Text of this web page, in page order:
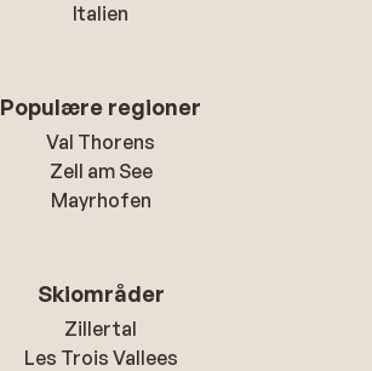
Italien
Populære regioner
Val Thorens
Zell am See
Mayrhofen
Skiområder
Zillertal
Les Trois Vallees